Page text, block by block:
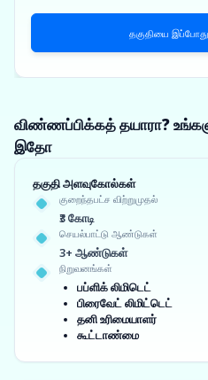
தகுதியை இப்போது
விண்ணப்பிக்கத் தயாரா?
இதோ
தகுதி அளவுகோல்கள்
குறைந்தபட்ச விற்றுமுதல்
₹3 கோடி
செயல்பாட்டு ஆண்டுகள்
3+ ஆண்டுகள்
நிறுவனங்கள்
பப்ளிக் லிமிடெட்
பிரைவேட் லிமிட்டெட்
தனி உரிமையாளர்
கூட்டாண்மை